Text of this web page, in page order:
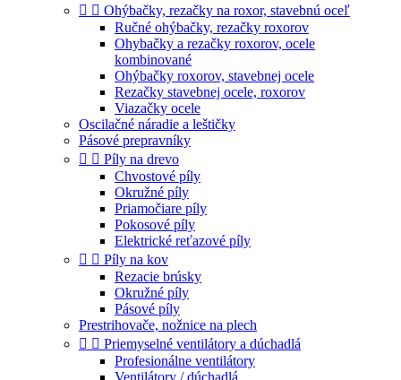
  Ohýbačky, rezačky na roxor, stavebnú oceľ
Ručné ohýbačky, rezačky roxorov
Ohybačky a rezačky roxorov, ocele
kombinované
Ohýbačky roxorov, stavebnej ocele
Rezačky stavebnej ocele, roxorov
Viazačky ocele
Oscilačné náradie a leštičky
Pásové prepravníky
  Píly na drevo
Chvostové píly
Okružné píly
Priamočiare píly
Pokosové píly
Elektrické reťazové píly
  Píly na kov
Rezacie brúsky
Okružné píly
Pásové píly
Prestrihovače, nožnice na plech
  Priemyselné ventilátory a dúchadlá
Profesionálne ventilátory
Ventilátory / dúchadlá